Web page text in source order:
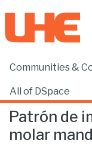
Communities &
All of DSpace
Statistics
Home
Patrón de
molar